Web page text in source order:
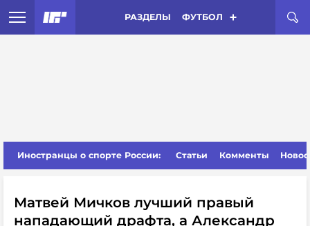
РАЗДЕЛЫ ФУТБОЛ
Иностранцы о спорте России: Статьи Комменты
Матвей Мичков лучший правый
нападающий драфта, а Александр